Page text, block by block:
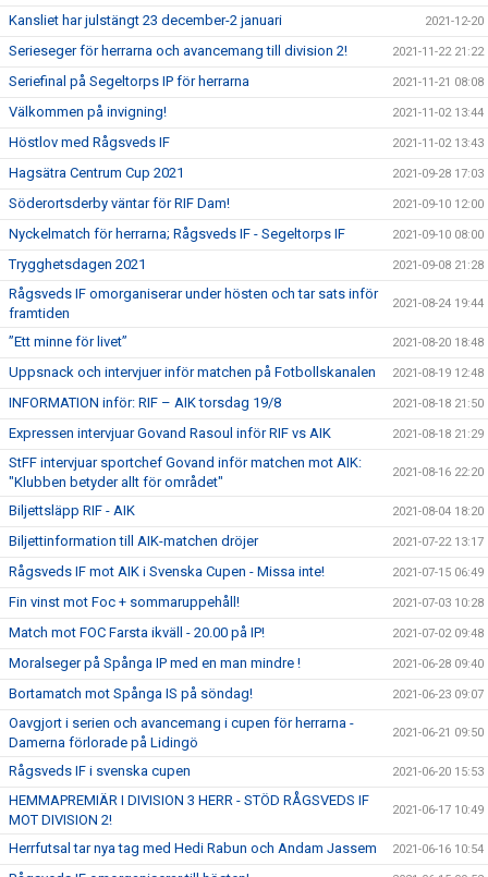
Kansliet har julstängt 23 december-2 januari 2021-12-20
Serieseger för herrarna och avancemang till division 2! 2021-11-22 21:22
Seriefinal på Segeltorps IP för herrarna 2021-11-21 08:08
Välkommen på invigning! 2021-11-02 13:44
Höstlov med Rågsveds IF 2021-11-02 13:43
Hagsätra Centrum Cup 2021 2021-09-28 17:03
Söderortsderby väntar för RIF Dam! 2021-09-10 12:00
Nyckelmatch för herrarna; Rågsveds IF - Segeltorps IF 2021-09-10 08:00
Trygghetsdagen 2021 2021-09-08 21:28
Rågsveds IF omorganiserar under hösten och tar sats inför
framtiden
2021-08-24 19:44
”Ett minne för livet” 2021-08-20 18:48
Uppsnack och intervjuer inför matchen på Fotbollskanalen 2021-08-19 12:48
INFORMATION inför: RIF – AIK torsdag 19/8 2021-08-18 21:50
Expressen intervjuar Govand Rasoul inför RIF vs AIK 2021-08-18 21:29
StFF intervjuar sportchef Govand inför matchen mot AIK:
"Klubben betyder allt för området"
2021-08-16 22:20
Biljettsläpp RIF - AIK 2021-08-04 18:20
Biljettinformation till AIK-matchen dröjer 2021-07-22 13:17
Rågsveds IF mot AIK i Svenska Cupen - Missa inte! 2021-07-15 06:49
Fin vinst mot Foc + sommaruppehåll! 2021-07-03 10:28
Match mot FOC Farsta ikväll - 20.00 på IP! 2021-07-02 09:48
Moralseger på Spånga IP med en man mindre ! 2021-06-28 09:40
Bortamatch mot Spånga IS på söndag! 2021-06-23 09:07
Oavgjort i serien och avancemang i cupen för herrarna -
Damerna förlorade på Lidingö
2021-06-21 09:50
Rågsveds IF i svenska cupen 2021-06-20 15:53
HEMMAPREMIÄR I DIVISION 3 HERR - STÖD RÅGSVEDS IF
MOT DIVISION 2!
2021-06-17 10:49
Herrfutsal tar nya tag med Hedi Rabun och Andam Jassem 2021-06-16 10:54